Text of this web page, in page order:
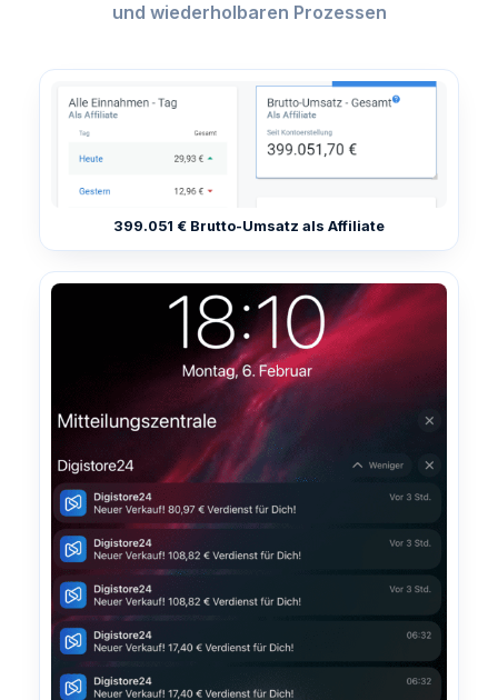
und wiederholbaren Prozessen
399.051 € Brutto-Umsatz als Affiliate